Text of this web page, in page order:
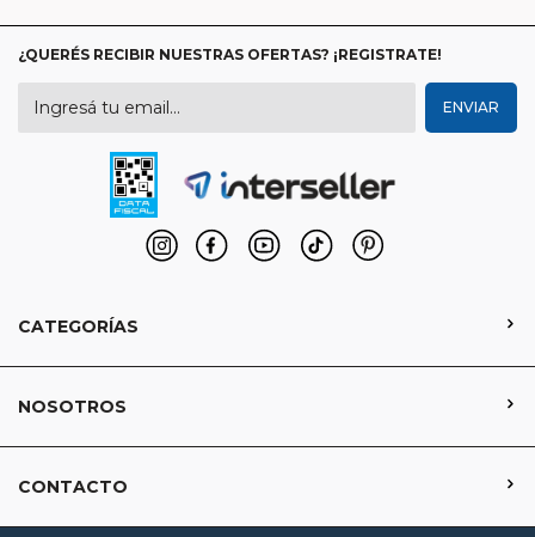
¿QUERÉS RECIBIR NUESTRAS OFERTAS? ¡REGISTRATE!
CATEGORÍAS
NOSOTROS
CONTACTO